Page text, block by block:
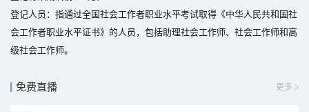
登记人员：指通过全国社会工作者职业水平考试取得《中华人民共和国社
会工作者职业水平证书》的人员，包括助理社会工作师、社会工作师和高
级社会工作师。
免费直播 更多